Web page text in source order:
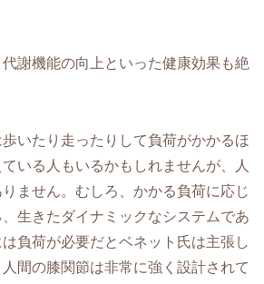
謝機能の向上といった健康効果も絶
歩いたり走ったりして負荷がかかるほ
いる人もいるかもしれませんが、人
ません。むしろ、かかる負荷に応じ
生きたダイナミックなシステムであ
負荷が必要だとベネット氏は主張し
間の膝関節は非常に強く設計されて